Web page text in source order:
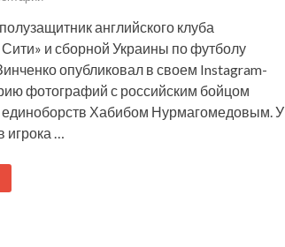
английского клуба
и сборной Украины по футболу
опубликовал в своем Instagram-
фотографий с российским бойцом
Хабибом Нурмагомедовым. У
игрока …